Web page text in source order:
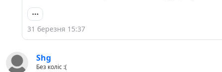
31 березня 15:37
Shg
Без коліс :(